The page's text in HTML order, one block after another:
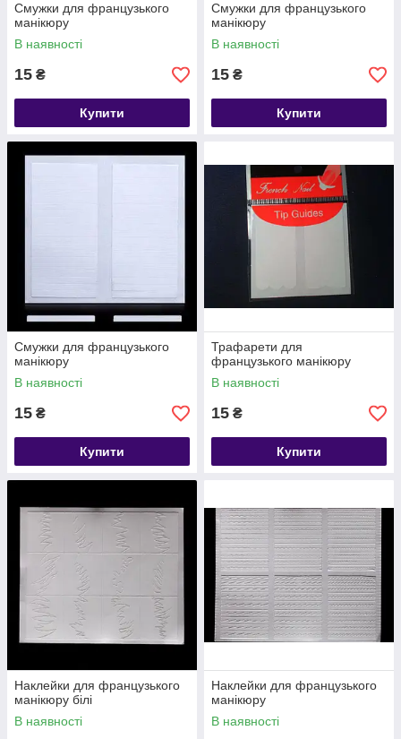
Смужки для французького
манікюру
В наявності
15 ₴
Купити
Смужки для французького
манікюру
В наявності
15 ₴
Купити
Смужки для французького
манікюру
В наявності
15 ₴
Купити
Трафарети для
французького манікюру
В наявності
15 ₴
Купити
Наклейки для французького
манікюру білі
В наявності
Наклейки для французького
манікюру
В наявності